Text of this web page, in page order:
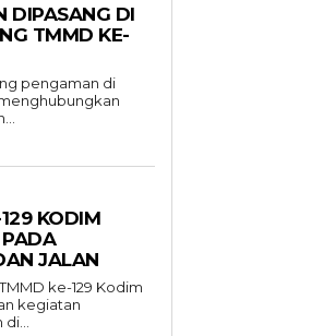
DIPASANG DI
TMMD KE-
pengaman di
KODIM
JALAN
ke-129 Kodim
kegiatan